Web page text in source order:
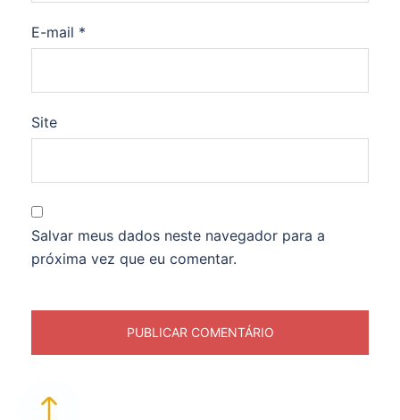
E-mail *
Site
Salvar meus dados neste navegador para a
próxima vez que eu comentar.